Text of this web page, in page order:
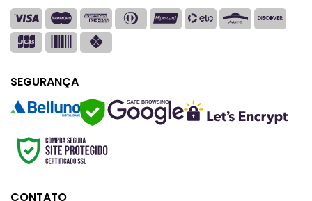
SEGURANÇA
SAFE BROWSING
CONTATO